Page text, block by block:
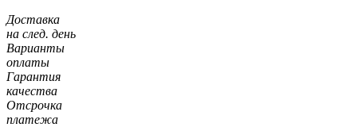
Доставка
на след. день
Варианты
оплаты
Гарантия
качества
Отсрочка
платежа